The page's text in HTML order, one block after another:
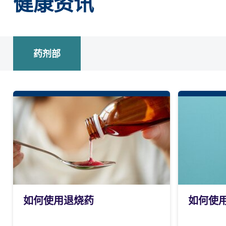
药剂部
如何使用退烧药 如何使